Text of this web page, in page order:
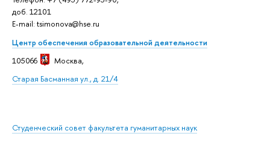
доб. 12101
E-mail: tsimonova@hse.ru
Центр обеспечения образовательной деятельности
105066
Москва,
Старая Басманная ул., д. 21/4
Студенческий совет факультета гуманитарных наук